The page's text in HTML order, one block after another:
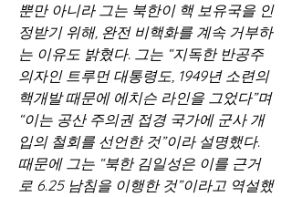
뿐만 아니라 그는 북한이 핵 보유국을 인
정받기 위해, 완전 비핵화를 계속 거부하
는 이유도 밝혔다. 그는 “지독한 반공주
의자인 트루먼 대통령도, 1949년 소련의
핵개발 때문에 에치슨 라인을 그었다”며
“이는 공산 주의권 접경 국가에 군사 개
입의 철회를 선언한 것”이라 설명했다.
때문에 그는 “북한 김일성은 이를 근거
로 6.25 남침을 이행한 것”이라고 역설했